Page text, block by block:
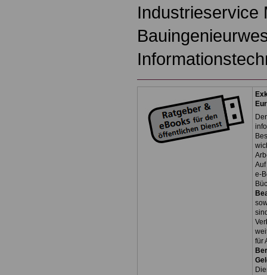
Industrieservice
e-
Ver
für